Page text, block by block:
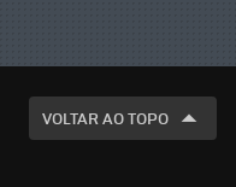
VOLTAR AO TOPO